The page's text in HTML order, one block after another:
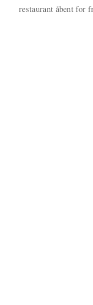
restaurant åbent for